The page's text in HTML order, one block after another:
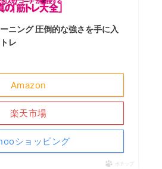
ニング 圧倒的な強さを手に入
レ
Amazon
楽天市場
ショッピング
ポチップ